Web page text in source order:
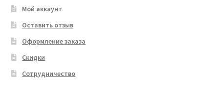
Мой аккаунт
Оставить отзыв
Оформление заказа
Скидки
Сотрудничество